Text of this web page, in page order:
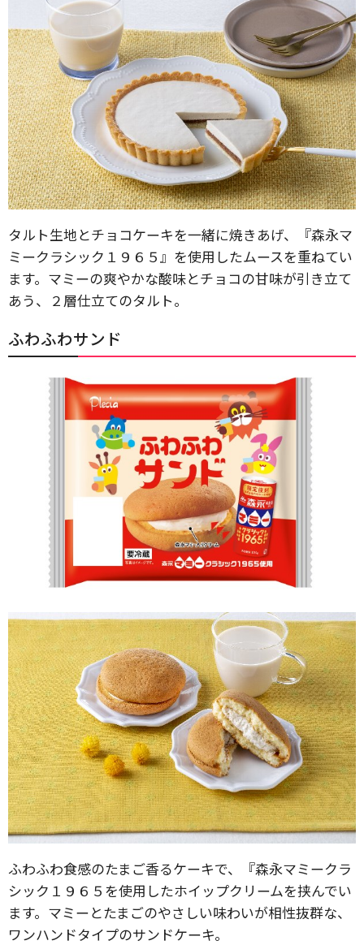
タルト生地とチョコケーキを一緒に焼きあげ、『森永マ
ミークラシック１９６５』を使用したムースを重ねてい
ます。マミーの爽やかな酸味とチョコの甘味が引き立て
あう、２層仕立てのタルト。
ふわふわサンド
ふわふわ食感のたまご香るケーキで、『森永マミークラ
シック１９６５を使用したホイップクリームを挟んでい
ます。マミーとたまごのやさしい味わいが相性抜群な、
ワンハンドタイプのサンドケーキ。